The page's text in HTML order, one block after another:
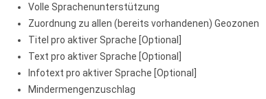
Volle Sprachenunterstützung
Zuordnung zu allen (bereits vorhandenen) Geozonen
Titel pro aktiver Sprache [Optional]
Text pro aktiver Sprache [Optional]
Infotext pro aktiver Sprache [Optional]
Mindermengenzuschlag